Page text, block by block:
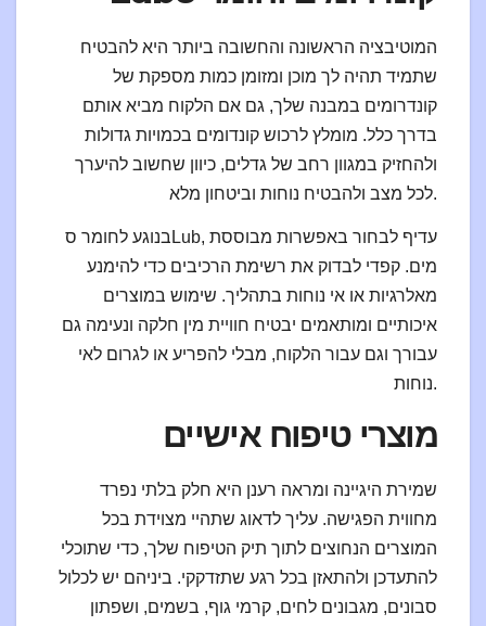
המוטיבציה הראשונה והחשובה ביותר היא להבטיח
שתמיד תהיה לך מוכן ומזומן כמות מספקת של
קונדרומים במבנה שלך, גם אם הלקוח מביא אותם
בדרך כלל. מומלץ לרכוש קונדומים בכמויות גדולות
ולהחזיק במגוון רחב של גדלים, כיוון שחשוב להיערך
לכל מצב ולהבטיח נוחות וביטחון מלא.
בנוגע לחומר סLub, עדיף לבחור באפשרות מבוססת
מים. קפדי לבדוק את רשימת הרכיבים כדי להימנע
מאלרגיות או אי נוחות בתהליך. שימוש במוצרים
איכותיים ומותאמים יבטיח חוויית מין חלקה ונעימה גם
עבורך וגם עבור הלקוח, מבלי להפריע או לגרום לאי
נוחות.
מוצרי טיפוח אישיים
שמירת היגיינה ומראה רענן היא חלק בלתי נפרד
מחווית הפגישה. עליך לדאוג שתהיי מצוידת בכל
המוצרים הנחוצים לתוך תיק הטיפוח שלך, כדי שתוכלי
להתעדכן ולהתאזן בכל רגע שתזדקקי. ביניהם יש לכלול
סבונים, מגבונים לחים, קרמי גוף, בשמים, ושפתון